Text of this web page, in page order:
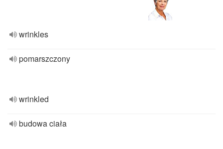
wrinkles
pomarszczony
wrinkled
budowa ciała